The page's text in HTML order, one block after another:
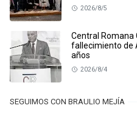
2026/8/5
Central
fallecimiento de
años
2026/8/4
SEGUIMOS CON BRAULIO MEJÍA